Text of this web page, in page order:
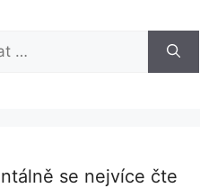
se nejvíce čte